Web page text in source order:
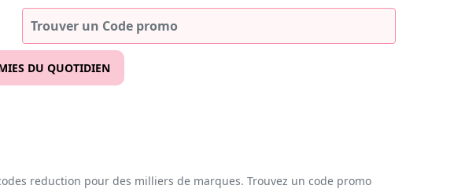
DU QUOTIDIEN
reduction pour des milliers de marques. Trouvez un code promo